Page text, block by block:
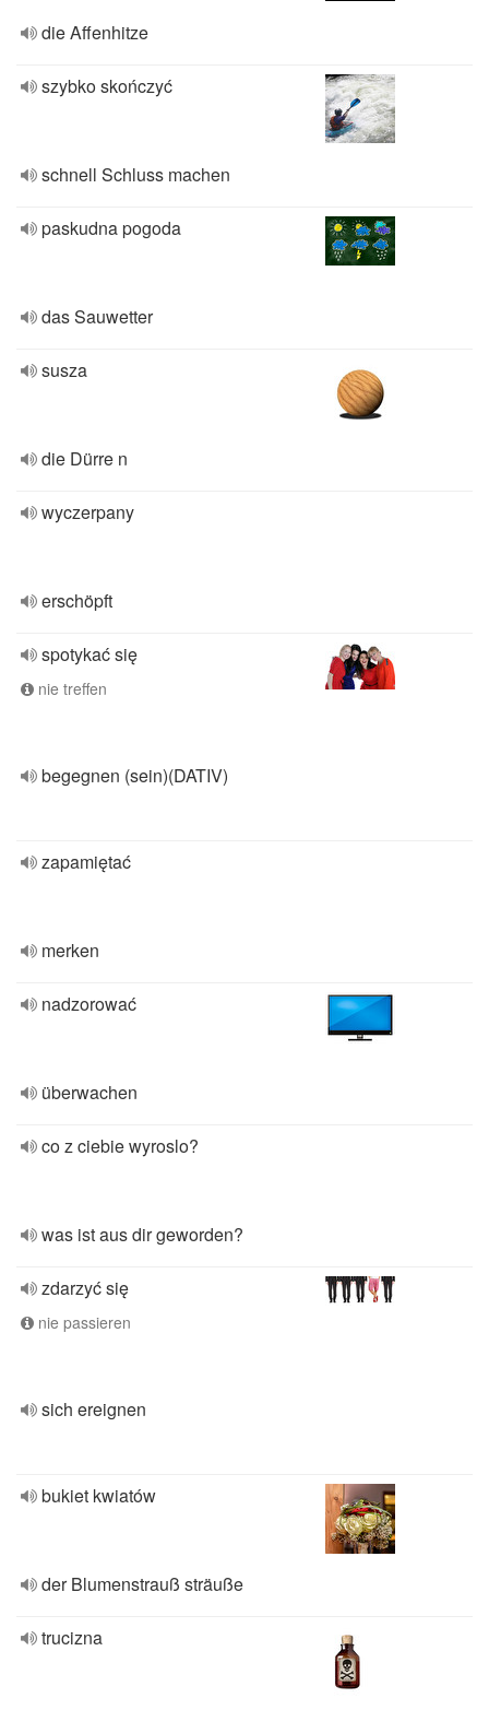
die Affenhitze
szybko skończyć
schnell Schluss machen
paskudna pogoda
das Sauwetter
susza
die Dürre n
wyczerpany
erschöpft
spotykać się
nie treffen
begegnen (sein)(DATIV)
zapamiętać
merken
nadzorować
überwachen
co z ciebie wyroslo?
was ist aus dir geworden?
zdarzyć się
nie passieren
sich ereignen
bukiet kwiatów
der Blumenstrauß sträuße
trucizna